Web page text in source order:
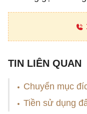
TIN LIÊN QUAN
Chuyển mục
Tiền sử dụng